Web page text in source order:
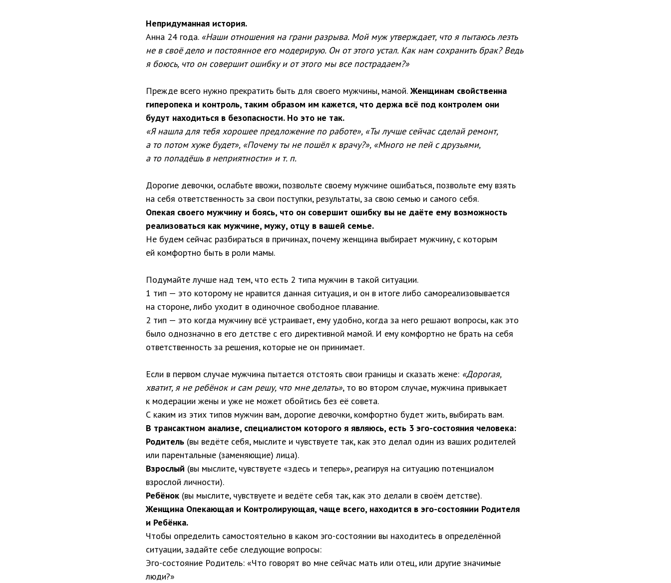
Непридуманная история.
Анна 24 года. «Наши отношения на грани разрыва. Мой муж утверждает, что я пытаюсь лезть
не в своё дело и постоянное его модерирую. Он от этого устал. Как нам сохранить брак? Ведь
я боюсь, что он совершит ошибку и от этого мы все пострадаем?»
Прежде всего нужно прекратить быть для своего мужчины, мамой.Женщинам свойственна
гиперопека и контроль, таким образом им кажется, что держа всё под контролем они
будут находиться в безопасности. Но это не так.
«Я нашла для тебя хорошее предложение по работе», «Ты лучше сейчас сделай ремонт,
а то потом хуже будет», «Почему ты не пошёл к врачу?», «Много не пей с друзьями,
а то попадёшь в неприятности» и т. п.
Дорогие девочки, ослабьте ввожи, позвольте своему мужчине ошибаться, позвольте ему взять
на себя ответственность за свои поступки, результаты, за свою семью и самого себя.
Опекая своего мужчину и боясь, что он совершит ошибку вы не даёте ему возможность
реализоваться как мужчине, мужу, отцу в вашей семье.
Не будем сейчас разбираться в причинах, почему женщина выбирает мужчину, с которым
ей комфортно быть в роли мамы.
Подумайте лучше над тем, что есть 2 типа мужчин в такой ситуации.
1 тип — это которому не нравится данная ситуация, и он в итоге либо самореализовывается
на стороне, либо уходит в одиночное свободное плавание.
2 тип — это когда мужчину всё устраивает, ему удобно, когда за него решают вопросы, как это
было однозначно в его детстве с его директивной мамой. И ему комфортно не брать на себя
ответственность за решения, которые не он принимает.
Если в первом случае мужчина пытается отстоять свои границы и сказать жене: «Дорогая,
хватит, я не ребёнок и сам решу, что мне делать», то во втором случае, мужчина привыкает
к модерации жены и уже не может обойтись без её совета.
С каким из этих типов мужчин вам, дорогие девочки, комфортно будет жить, выбирать вам.
В трансактном анализе, специалистом которого я являюсь, есть 3 эго-состояния человека:
Родитель (вы ведёте себя, мыслите и чувствуете так, как это делал один из ваших родителей
или парентальные (заменяющие) лица).
Взрослый (вы мыслите, чувствуете «здесь и теперь», реагируя на ситуацию потенциалом
взрослой личности).
Ребёнок (вы мыслите, чувствуете и ведёте себя так, как это делали в своём детстве).
Женщина Опекающая и Контролирующая, чаще всего, находится в эго-состоянии Родителя
и Ребёнка.
Чтобы определить самостоятельно в каком эго-состоянии вы находитесь в определённой
ситуации, задайте себе следующие вопросы:
Эго-состояние Родитель: «Что говорят во мне сейчас мать или отец, или другие значимые
люди?»